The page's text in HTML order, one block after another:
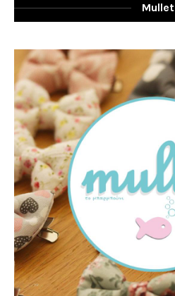
Mullet